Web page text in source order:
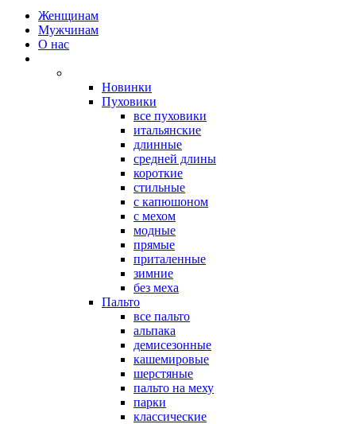
Женщинам
Мужчинам
О нас
Новинки
Пуховики
все пуховики
итальянские
длинные
средней длины
короткие
стильные
с капюшоном
с мехом
модные
прямые
приталенные
зимние
без меха
Пальто
все пальто
альпака
демисезонные
кашемировые
шерстяные
пальто на меху
парки
классические